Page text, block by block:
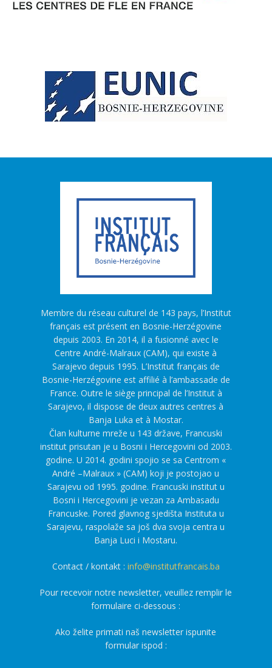
Membre du réseau culturel de 143 pays, l’Institut
français est présent en Bosnie-Herzégovine
depuis 2003. En 2014, il a fusionné avec le
Centre André-Malraux (CAM), qui existe à
Sarajevo depuis 1995. L’Institut français de
Bosnie-Herzégovine est affilié à l’ambassade de
France. Outre le siège principal de l’Institut à
Sarajevo, il dispose de deux autres centres à
Banja Luka et à Mostar.
Član kulturne mreže u 143 države, Francuski
institut prisutan je u Bosni i Hercegovini od 2003.
godine. U 2014. godini spojio se sa Centrom «
André –Malraux » (CAM) koji je postojao u
Sarajevu od 1995. godine. Francuski institut u
Bosni i Hercegovini je vezan za Ambasadu
Francuske. Pored glavnog sjedišta Instituta u
Sarajevu, raspolaže sa još dva svoja centra u
Banja Luci i Mostaru.
Contact / kontakt : info@institutfrancais.ba
Pour recevoir notre newsletter, veuillez remplir le
formulaire ci-dessous :
Ako želite primati naš newsletter ispunite
formular ispod :